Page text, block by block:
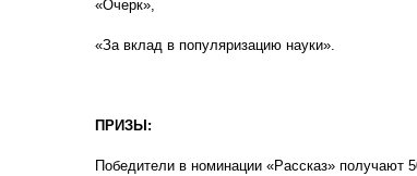
«Очерк»,
«За вклад в популяризацию науки».
ПРИЗЫ:
Победители в номинации «Рассказ» получают